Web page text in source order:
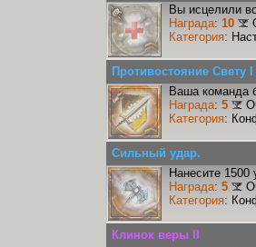
Вы исцелили
Награда: 10
Категория:
Противостояние Свету I
Ваша команда
Награда: 5
Категория:
Сильный удар.
Нанесите 1500
Награда: 5
Категория:
Клинок веры II